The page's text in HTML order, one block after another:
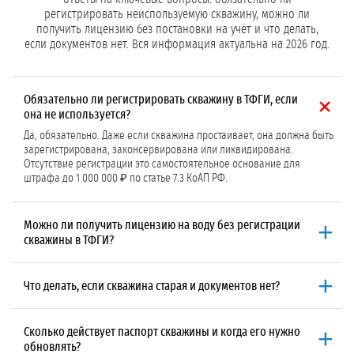
регистрировать неиспользуемую скважину, можно ли
получить лицензию без постановки на учёт и что делать,
если документов нет. Вся информация актуальна на 2026 год.
Обязательно ли регистрировать скважину в ТФГИ, если
она не используется?
Да, обязательно. Даже если скважина простаивает, она должна быть
зарегистрирована, законсервирована или ликвидирована.
Отсутствие регистрации это самостоятельное основание для
штрафа до 1 000 000 ₽ по статье 7.3 КоАП РФ.
Можно ли получить лицензию на воду без регистрации
скважины в ТФГИ?
Да. Для подачи заявки налицензиюдостаточно справки о приёме
позже, что не задерживает процесс лицензирования. Но без самой
Что делать, если скважина старая и документов нет?
Проводимгидрогеологическое обследование: замеряем глубину и
По результатам восстанавливаем паспорт скважины и ставим её на
учёт в ТФГИ. Это занимает от 14 дней, скважина становится
Сколько действует паспорт скважины и когда его нужно
обновлять?